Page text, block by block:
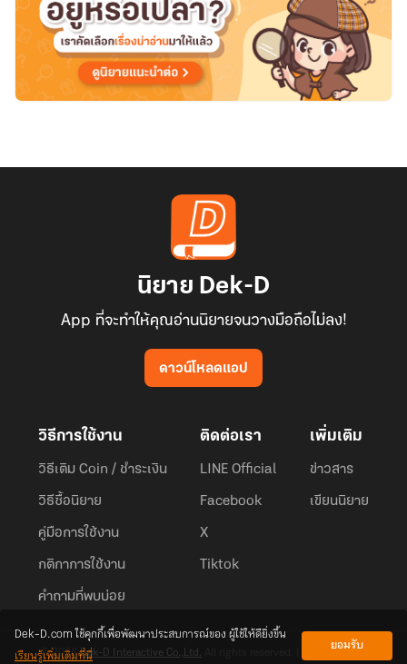
ดวง
ซวย
[อัพ
ทุก
วัน
นิยาย Dek-D
App ที่จะทำให้คุณอ่านนิยายจนวางมือถือไม่ลง!
ดาวน์โหลดแอป
วิธีการใช้งาน
วิธีเติม Coin / ชำระเงิน
วิธีซื้อนิยาย
คู่มือการใช้งาน
กติกาการใช้งาน
คำถามที่พบบ่อย
ติดต่อเรา
LINE Official
Facebook
X
Tiktok
เพิ่มเติม
ข่าวสาร
เขียนนิยาย
© 2026Dek-D Interactive Co.,Ltd.
Dek-D.com ใช้คุกกี้เพื่อพัฒนาประสบการณ์ของ ผู้ใช้ให้ดียิ่งขึ้น
เรียนรู้เพิ่มเติมที่นี่
ยอมรับ